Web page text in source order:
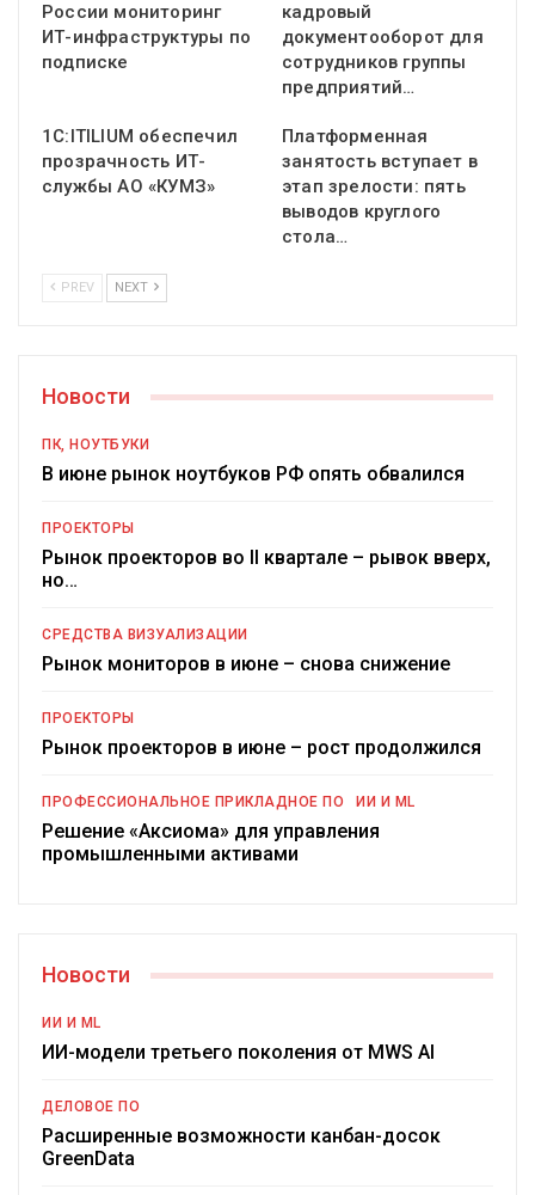
России мониторинг
ИТ-инфраструктуры по
подписке
кадровый
документооборот для
сотрудников группы
предприятий…
1С:ITILIUM обеспечил
прозрачность ИТ-
службы АО «КУМЗ»
Платформенная
занятость вступает в
этап зрелости: пять
выводов круглого
стола…
PREV NEXT
Новости
ПК, НОУТБУКИ
В июне рынок ноутбуков РФ опять обвалился
ПРОЕКТОРЫ
Рынок проекторов во II квартале – рывок вверх,
но…
СРЕДСТВА ВИЗУАЛИЗАЦИИ
Рынок мониторов в июне – снова снижение
ПРОЕКТОРЫ
Рынок проекторов в июне – рост продолжился
ПРОФЕССИОНАЛЬНОЕ ПРИКЛАДНОЕ ПО ИИ И ML
Решение «Аксиома» для управления
промышленными активами
Новости
ИИ И ML
ИИ-модели третьего поколения от MWS AI
ДЕЛОВОЕ ПО
Расширенные возможности канбан-досок
GreenData